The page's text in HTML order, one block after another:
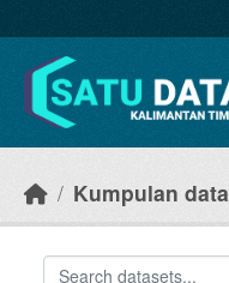
Kumpulan data